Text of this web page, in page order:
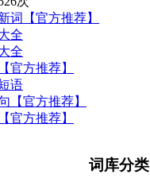
词【官方推荐】
全
全
官方推荐】
语
【官方推荐】
官方推荐】
词库分类